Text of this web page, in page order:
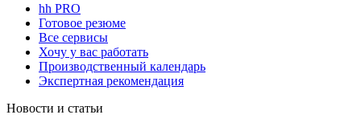
hh PRO
Готовое резюме
Все сервисы
Хочу у вас работать
Производственный календарь
Экспертная рекомендация
Новости и статьи